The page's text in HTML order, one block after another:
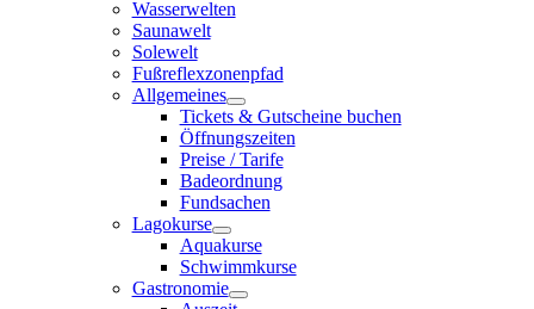
Wasserwelten
Saunawelt
Solewelt
Fußreflexzonenpfad
Allgemeines
Tickets & Gutscheine buchen
Öffnungszeiten
Preise / Tarife
Badeordnung
Fundsachen
Lagokurse
Aquakurse
Schwimmkurse
Gastronomie